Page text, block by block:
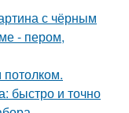
с чёрным
- пером,
быстро и точно